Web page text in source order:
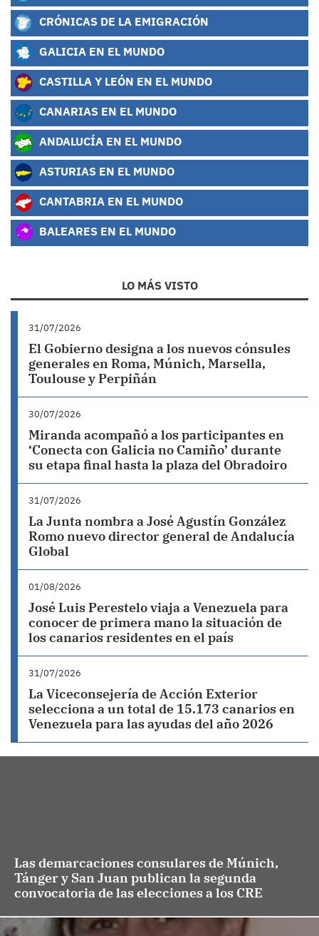
CRÓNICAS DE LA EMIGRACIÓN
GALICIA EN EL MUNDO
CASTILLA Y LEÓN EN EL MUNDO
CANARIAS EN EL MUNDO
ANDALUCÍA EN EL MUNDO
ASTURIAS EN EL MUNDO
CANTABRIA EN EL MUNDO
BALEARES EN EL MUNDO
LO MÁS VISTO
31/07/2026
El Gobierno designa a los nuevos cónsules
generales en Roma, Múnich, Marsella,
Toulouse y Perpiñán
30/07/2026
Miranda acompañó a los participantes en
‘Conecta con Galicia no Camiño’ durante
su etapa final hasta la plaza del Obradoiro
31/07/2026
La Junta nombra a José Agustín González
Romo nuevo director general de Andalucía
Global
01/08/2026
José Luis Perestelo viaja a Venezuela para
conocer de primera mano la situación de
los canarios residentes en el país
31/07/2026
La Viceconsejería de Acción Exterior
selecciona a un total de 15.173 canarios en
Venezuela para las ayudas del año 2026
Las demarcaciones consulares de Múnich,
Tánger y San Juan publican la segunda
convocatoria de las elecciones a los CRE